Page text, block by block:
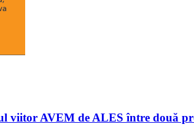
viitor AVEM de ALES între două